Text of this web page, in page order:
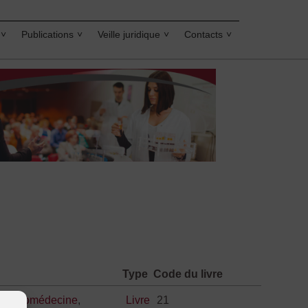
Publications Veille juridique Contacts
Type Code du livre
, Livre 21